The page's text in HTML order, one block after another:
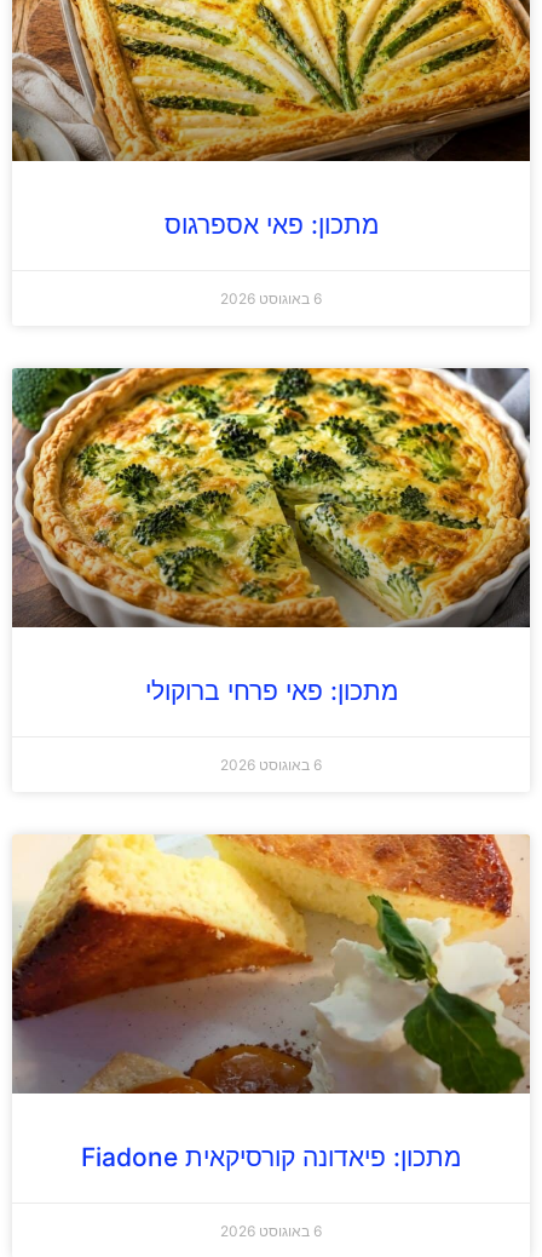
מתכון: פאי אספרגוס
6 באוגוסט 2026
מתכון: פאי פרחי ברוקולי
6 באוגוסט 2026
מתכון: פיאדונה קורסיקאית Fiadone
6 באוגוסט 2026